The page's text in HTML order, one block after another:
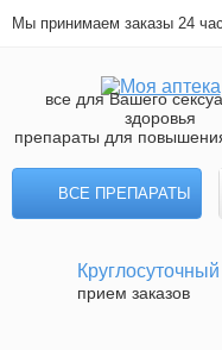
Мы принимаем заказы 24
все для Вашего
здоровья
препараты для
ВСЕ ПРЕПАРАТЫ
Круглосуточный
прием заказов